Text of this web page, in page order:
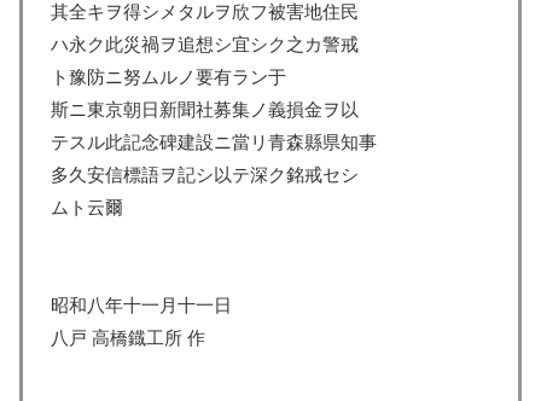
其全キヲ得シメタルヲ欣フ被害地住民
ハ永ク此災禍ヲ追想シ宜シク之カ警戒
ト豫防ニ努ムルノ要有ラン于
斯ニ東京朝日新聞社募集ノ義損金ヲ以
テスル此記念碑建設ニ當リ青森縣県知事
多久安信標語ヲ記シ以テ深ク銘戒セシ
ムト云爾
昭和八年十一月十一日
八戸 高橋鐡工所 作